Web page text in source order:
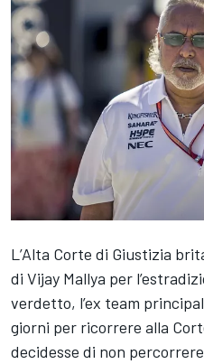
L’Alta Corte di Giustizia
di Vijay Mallya per
verdetto, l’ex team
giorni per ricorrere alla
decidesse di non